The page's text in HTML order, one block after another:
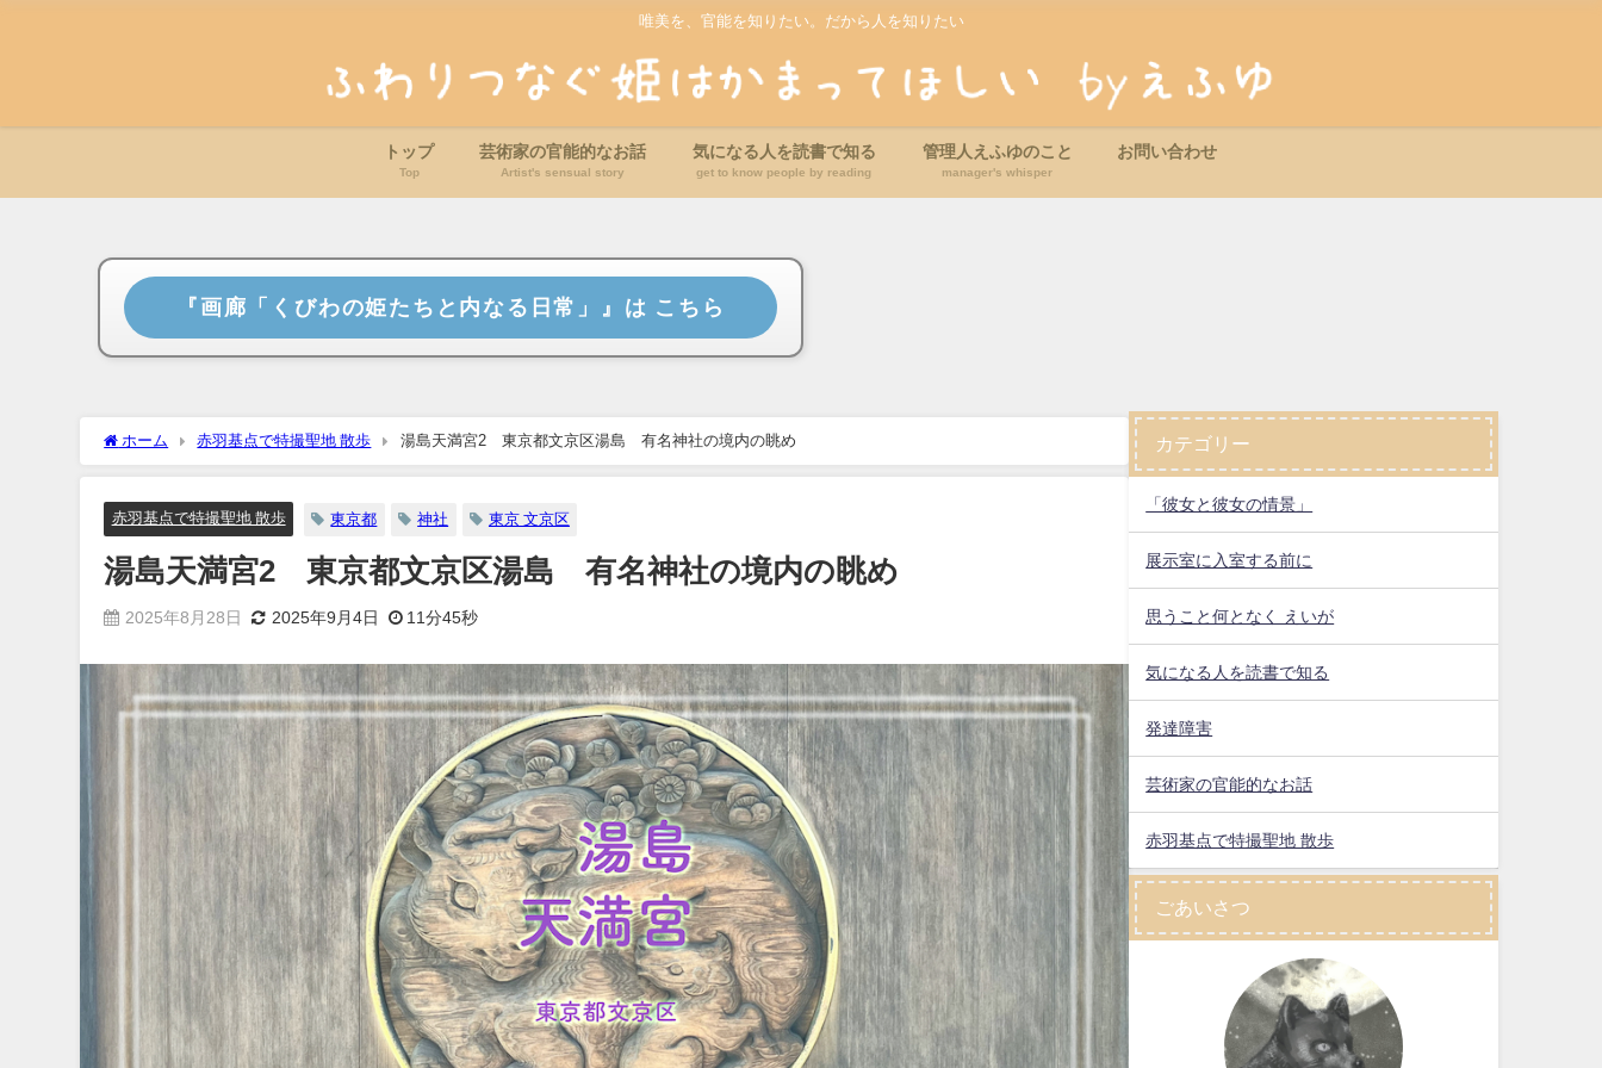
唯美を、官能を知りたい。だから人を知りたい
トップ
Top
芸術家の官能的なお話
Artist's sensual story
気になる人を読書で知る
get to know people by reading
管理人えふゆのこと
manager's whisper
お問い合わせ
『画廊「くびわの姫たちと内なる日常」』は こちら
ホーム 赤羽基点で特撮聖地 散歩 湯島天満宮2 東京都文京区湯島 有名神社の境内の眺め
赤羽基点で特撮聖地 散歩 東京都 神社 東京 文京区
湯島天満宮2 東京都文京区湯島 有名神社の境内の眺め
2025年8月28日 2025年9月4日 11分45秒
カテゴリー
「彼女と彼女の情景」
展示室に入室する前に
思うこと何となく えいが
気になる人を読書で知る
発達障害
芸術家の官能的なお話
赤羽基点で特撮聖地 散歩
ごあいさつ